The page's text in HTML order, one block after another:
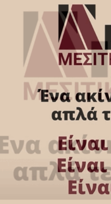
του
οι
κατοίκωνΠύργων
Λάμπρη, Χρήστου
Αντωνίου, Γιώργου
αναφορά
του Διστόμου στο
για τη
Νίκος Ασλανίδης